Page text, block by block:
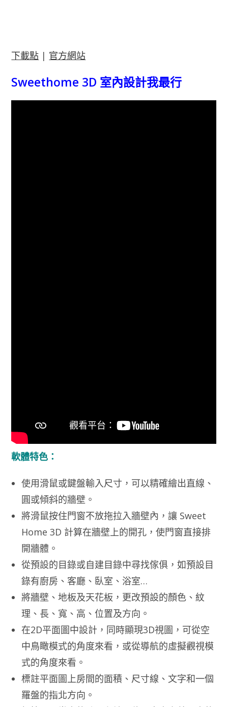
下載點 | 官方網站
Sweethome 3D 室內設計我最行
軟體特色：
使用滑鼠或鍵盤輸入尺寸，可以精確繪出直線、
圓或傾斜的牆壁。
將滑鼠按住門窗不放拖拉入牆壁內，讓 Sweet
Home 3D 計算在牆壁上的開孔，使門窗直接排
開牆體。
從預設的目錄或自建目錄中尋找傢俱，如預設目
錄有廚房、客廳、臥室、浴室…
將牆壁、地板及天花板，更改預設的顏色、紋
理、長、寬、高、位置及方向。
在2D平面圖中設計，同時顯現3D視圖，可從空
中鳥瞰模式的角度來看，或從導航的虛擬觀視模
式的角度來看。
標註平面圖上房間的面積、尺寸線、文字和一個
羅盤的指北方向。